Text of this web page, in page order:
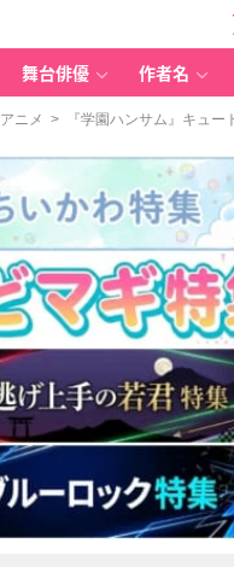
舞台俳優 作者名
アニメ > 『学園ハンサム』キュー